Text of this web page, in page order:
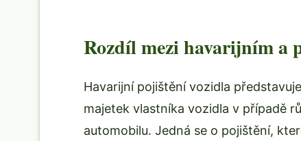
Rozdíl mezi havarijním a
Havarijní pojištění vozidla představuje
majetek vlastníka vozidla v případě
automobilu. Jedná se o pojištění,